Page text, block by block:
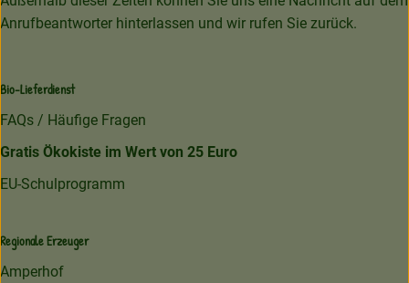
Anrufbeantworter hinterlassen und wir rufen Sie zurück.
Bio-Lieferdienst
FAQs / Häufige Fragen
Gratis Ökokiste im Wert von 25 Euro
EU-Schulprogramm
Regionale Erzeuger
Amperhof